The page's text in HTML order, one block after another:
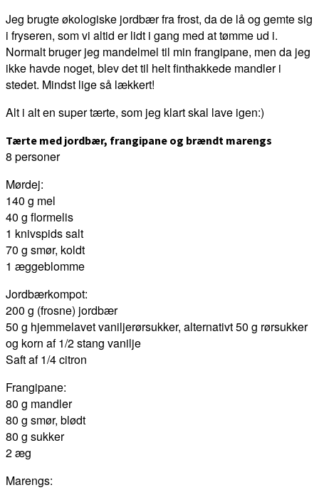
Jeg brugte økologiske jordbær fra frost, da de lå og gemte sig
i fryseren, som vi altid er lidt i gang med at tømme ud i.
Normalt bruger jeg mandelmel til min frangipane, men da jeg
ikke havde noget, blev det til helt finthakkede mandler i
stedet. Mindst lige så lækkert!
Alt i alt en super tærte, som jeg klart skal lave igen:)
Tærte med jordbær, frangipane og brændt marengs
8 personer
Mørdej:
140 g mel
40 g flormelis
1 knivspids salt
70 g smør, koldt
1 æggeblomme
Jordbærkompot:
200 g (frosne) jordbær
50 g hjemmelavet vaniljerørsukker, alternativt 50 g rørsukker
og korn af 1/2 stang vanilje
Saft af 1/4 citron
Frangipane:
80 g mandler
80 g smør, blødt
80 g sukker
2 æg
Marengs: